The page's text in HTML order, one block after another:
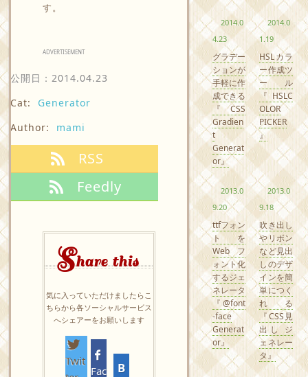
す。
ADVERTISEMENT
公開日： 2014.04.23
Cat:
Generator
Author:
mami
RSS
Feedly
Share this
気に入っていただけましたらこ
ちらから各ソーシャルサービス
へシェアーをお願いします
Twit
Fac
2014.0
4.23
グラデー
ションが
手軽に作
成できる
『CSS
Gradien
t
Generat
or』
2014.0
1.19
HSLカラ
ー作成ツ
ール
『HSLC
OLOR
PICKER
』
2013.0
9.20
ttfフォン
トを
Webフ
ォント化
するジェ
ネレータ
『@font
-face
Generat
or』
2013.0
9.18
吹き出し
やリボン
など見出
しのデザ
インを簡
単につく
れる
『CSS見
出し ジ
ェネレー
タ』